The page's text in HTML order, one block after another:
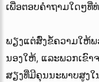
ເພື່ອຕອບຄໍາຖາມໃດໆທີ່
ພຽງແຕ່ສົ່ງຂໍ້ຄວາມໃຫ້ພ
ນອງໃຫ້, ແລະພວກເຂົາ
ສຽງທີ່ມີຄຸນນະພາບສູງ